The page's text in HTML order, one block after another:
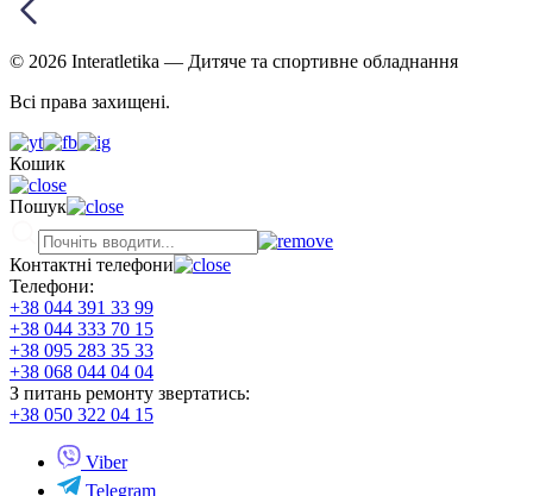
© 2026 Interatletika — Дитяче та спортивне обладнання
Всі права захищені.
Кошик
Пошук
Контактні телефони
Телефони:
+38 044 391 33 99
+38 044 333 70 15
+38 095 283 35 33
+38 068 044 04 04
З питань ремонту звертатись:
+38 050 322 04 15
Viber
Telegram